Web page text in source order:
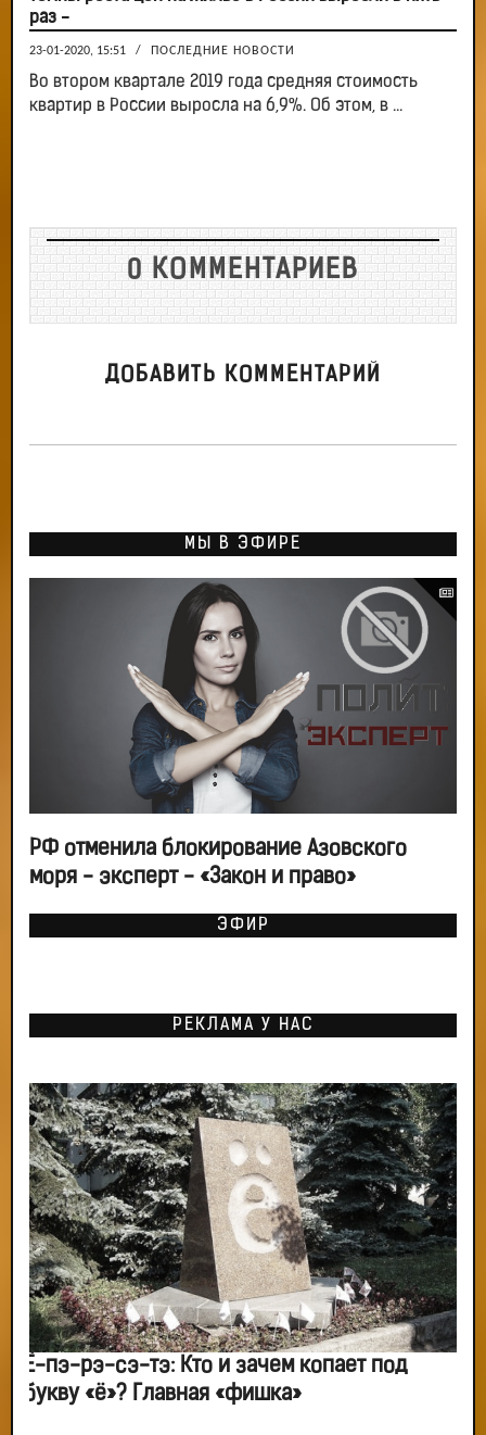
раз -
23-01-2020, 15:51 / ПОСЛЕДНИЕ НОВОСТИ
Во втором квартале 2019 года средняя стоимость
квартир в России выросла на 6,9%. Об этом, в ...
0 КОММЕНТАРИЕВ
ДОБАВИТЬ КОММЕНТАРИЙ
МЫ В ЭФИРЕ
РФ отменила блокирование Азовского
моря - эксперт - «Закон и право»
ЭФИР
РЕКЛАМА У НАС
Ё-пэ-рэ-сэ-тэ: Кто и зачем копает под
букву «ё»? Главная «фишка»